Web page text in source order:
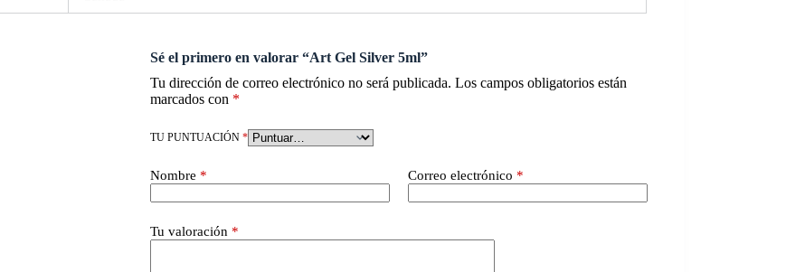
Sé el primero en valorar “Art Gel Silver 5ml”
Tu dirección de correo electrónico no será publicada. Los campos obligatorios están
marcados con *
TU PUNTUACIÓN *
Nombre * Correo electrónico *
Tu valoración *